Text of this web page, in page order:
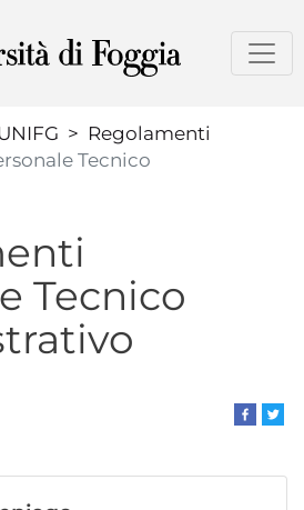
al
contenuto
Regolamenti
Tecnico
Tecnico